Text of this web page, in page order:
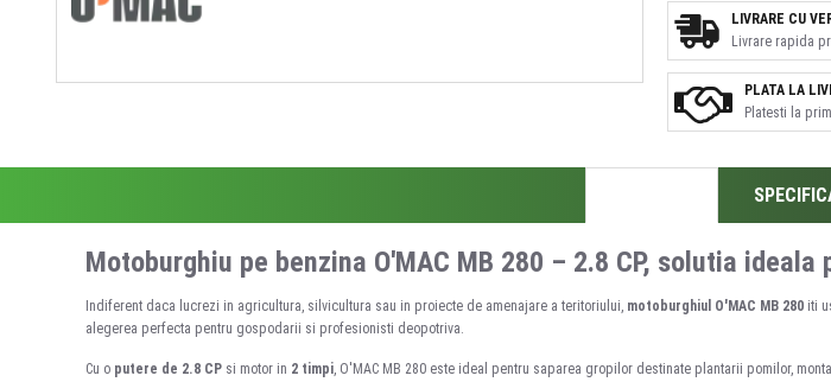
PLATA LA
Platesti la
LIVRARE CU
Livrare rapida
Motoburghiu pe benzina O'MAC MB 280 – 2.8 CP, solutia
Indiferent daca lucrezi in agricultura, silvicultura sau in proiecte de amenajare a teritoriului, motoburghiul O'MAC MB 280 iti
alegerea perfecta pentru gospodarii si profesionisti deopotriva.
Cu o putere de 2.8 CP si motor in 2 timpi, O'MAC MB 280 este ideal pentru saparea gropilor destinate plantarii pomilor,